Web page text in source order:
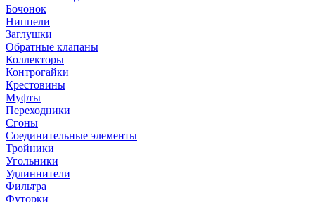
Бочонок
Ниппели
Заглушки
Обратные клапаны
Коллекторы
Контрогайки
Крестовины
Муфты
Переходники
Сгоны
Соединительные элементы
Тройники
Угольники
Удлиннители
Фильтра
Футорки